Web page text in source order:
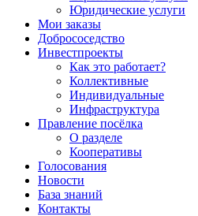
Юридические услуги
Мои заказы
Добрососедство
Инвестпроекты
Как это работает?
Коллективные
Индивидуальные
Инфраструктура
Правление посёлка
О разделе
Кооперативы
Голосования
Новости
База знаний
Контакты